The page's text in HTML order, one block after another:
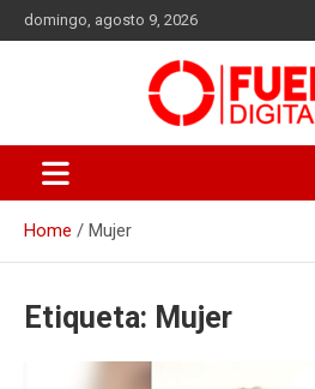
Skip
to
domingo, agosto 9, 2026
Fuente Digital Col
Home Mujer
Etiqueta: Mujer